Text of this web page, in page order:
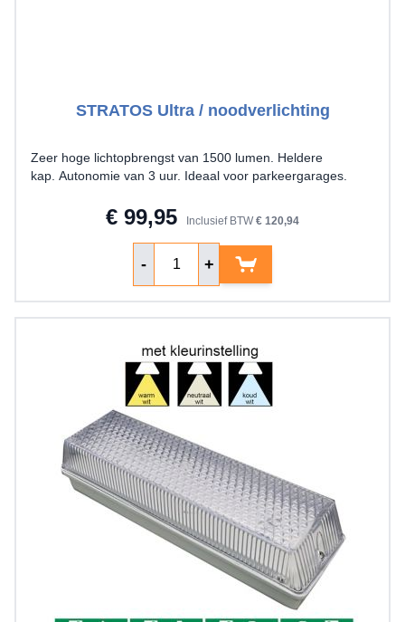
STRATOS Ultra / noodverlichting
Zeer hoge lichtopbrengst van 1500 lumen. Heldere
kap. Autonomie van 3 uur. Ideaal voor parkeergarages.
€ 99,95 Inclusief BTW € 120,94
- +